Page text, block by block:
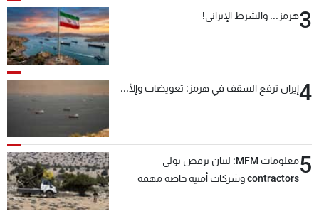
3هرمز... والشرط الإيراني!
4إيران ترفع السقف في هرمز: تعويضات وإلّا...
5
معلومات MFM: لبنان يرفض تولي
contractors وشركات أمنية خاصة مهمة